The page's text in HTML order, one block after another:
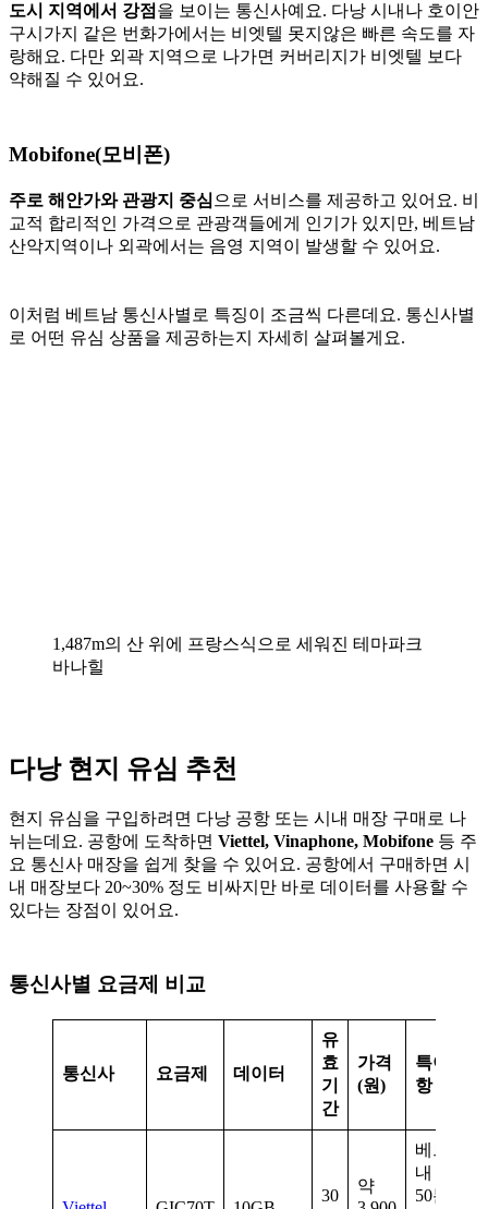
도시 지역에서 강점 을 보이는 통신사예요. 다낭 시내나 호이안
구시가지 같은 번화가에서는 비엣텔 못지않은 빠른 속도를 자
랑해요. 다만 외곽 지역으로 나가면 커버리지가 비엣텔 보다
약해질 수 있어요.
Mobifone(모비폰)
주로 해안가와 관광지 중심 으로 서비스를 제공하고 있어요. 비
교적 합리적인 가격으로 관광객들에게 인기가 있지만, 베트남
산악지역이나 외곽에서는 음영 지역이 발생할 수 있어요.
이처럼 베트남 통신사별로 특징이 조금씩 다른데요. 통신사별
로 어떤 유심 상품을 제공하는지 자세히 살펴볼게요.
1,487m의 산 위에 프랑스식으로 세워진 테마파크
바나힐
다낭 현지 유심 추천
현지 유심을 구입하려면 다낭 공항 또는 시내 매장 구매로 나
뉘는데요. 공항에 도착하면 Viettel, Vinaphone, Mobifone 등 주
요 통신사 매장을 쉽게 찾을 수 있어요. 공항에서 구매하면 시
내 매장보다 20~30% 정도 비싸지만 바로 데이터를 사용할 수
있다는 장점이 있어요.
통신사별 요금제 비교
통신사 요금제 데이터
유
효
기
간
가격
(원)
특이 사
항
30
약
베트남
내 통화
50분,